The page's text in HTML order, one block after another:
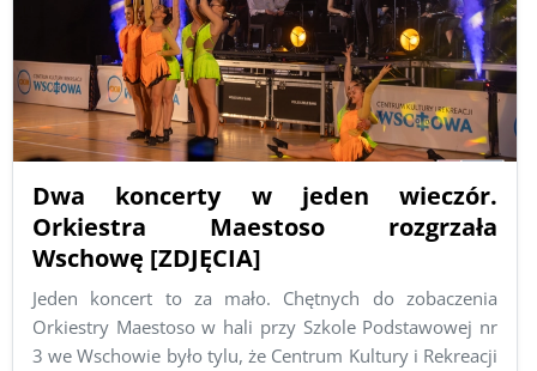
Dwa koncerty w jeden wieczór.
Orkiestra Maestoso rozgrzała
Wschowę [ZDJĘCIA]
Jeden koncert to za mało. Chętnych do zobaczenia
Orkiestry Maestoso w hali przy Szkole Podstawowej nr
3 we Wschowie było tylu, że Centrum Kultury i Rekreacji